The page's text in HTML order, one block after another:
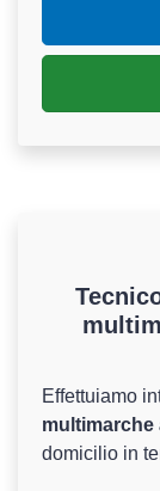
Effettuiamo
multimarche
domicilio in